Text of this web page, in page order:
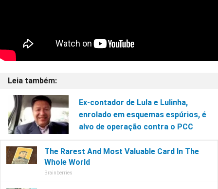
Ex-contador de Lula e Lulinha,
enrolado em esquemas espúrios, é
alvo de operação contra o PCC